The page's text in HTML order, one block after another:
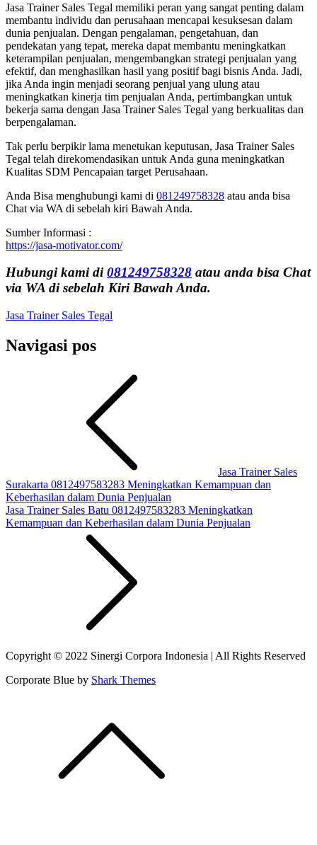
Jasa Trainer Sales Tegal memiliki peran yang sangat penting dalam
membantu individu dan perusahaan mencapai kesuksesan dalam
dunia penjualan. Dengan pengalaman, pengetahuan, dan
pendekatan yang tepat, mereka dapat membantu meningkatkan
keterampilan penjualan, mengembangkan strategi penjualan yang
efektif, dan menghasilkan hasil yang positif bagi bisnis Anda. Jadi,
jika Anda ingin menjadi seorang penjual yang ulung atau
meningkatkan kinerja tim penjualan Anda, pertimbangkan untuk
bekerja sama dengan Jasa Trainer Sales Tegal yang berkualitas dan
berpengalaman.
Tak perlu berpikir lama menetukan keputusan, Jasa Trainer Sales
Tegal telah direkomendasikan untuk Anda guna meningkatkan
Kualitas SDM Pencapaian target Perusahaan.
Anda Bisa menghubungi kami di 081249758328 atau anda bisa
Chat via WA di sebelah kiri Bawah Anda.
Sumber Informasi :
https://jasa-motivator.com/
Hubungi kami di081249758328 atau anda bisa Chat
via WA di sebelah Kiri Bawah Anda.
Jasa Trainer Sales Tegal
Navigasi pos
Jasa Trainer Sales
Surakarta 0812497583283 Meningkatkan Kemampuan dan
Keberhasilan dalam Dunia Penjualan
Jasa Trainer Sales Batu 0812497583283 Meningkatkan
Kemampuan dan Keberhasilan dalam Dunia Penjualan
Copyright © 2022 Sinergi Corpora Indonesia | All Rights Reserved
Corporate Blue by Shark Themes